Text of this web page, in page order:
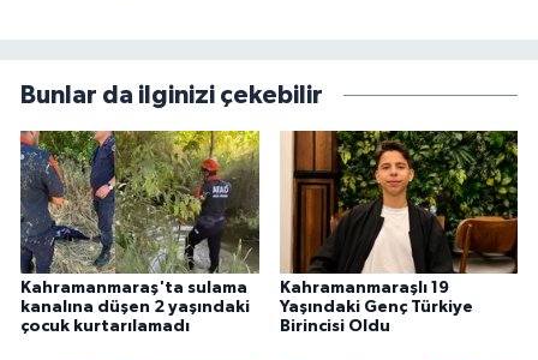
Bunlar da ilginizi çekebilir
Kahramanmaraş'ta sulama
kanalına düşen 2 yaşındaki
çocuk kurtarılamadı
Kahramanmaraşlı 19
Yaşındaki Genç Türkiye
Birincisi Oldu